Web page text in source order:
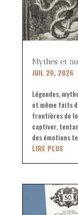
Mythes et
JUIL 20, 2026
Légendes,
et même faits
frontières de
captiver,
des émotions
LIRE PLUS